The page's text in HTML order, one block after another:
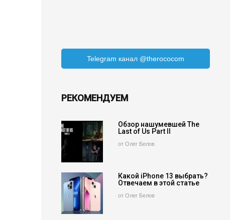
Telegram канал @therococom
РЕКОМЕНДУЕМ
Обзор нашумевшей The
Last of Us Part II
от Олег Белов
Какой iPhone 13 выбрать?
Отвечаем в этой статье
от Олег Белов